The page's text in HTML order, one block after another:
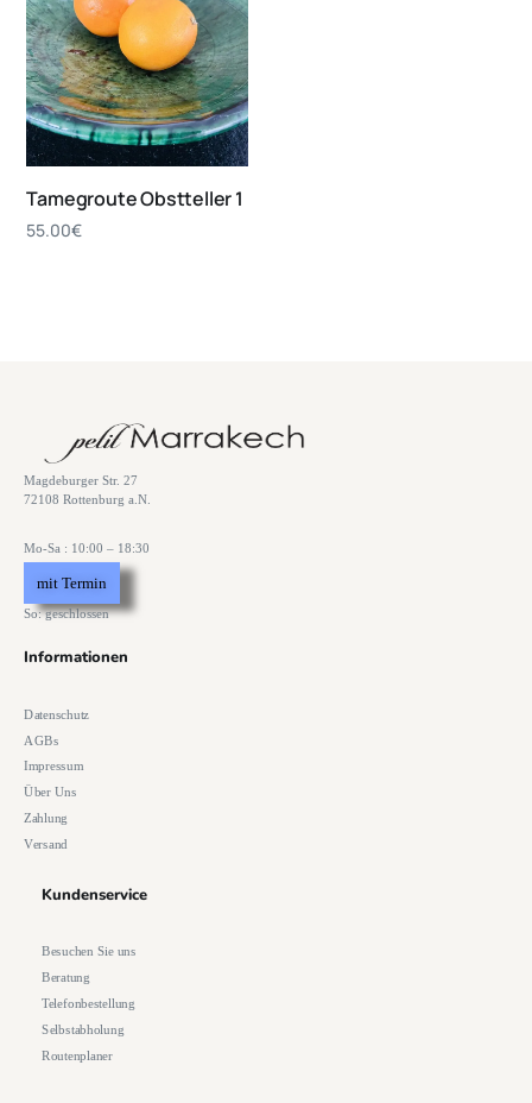
Tamegroute Obstteller 1
55.00€
Magdeburger Str. 27
72108 Rottenburg a.N.
Mo-Sa : 10:00 – 18:30
mit Termin
So: geschlossen
Informationen
Datenschutz
AGBs
Impressum
Über Uns
Zahlung
Versand
Kundenservice
Besuchen Sie uns
Beratung
Telefonbestellung
Selbstabholung
Routenplaner